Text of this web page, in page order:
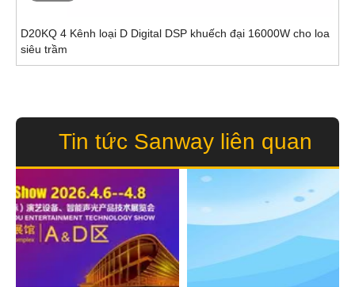
D20KQ 4 Kênh loại D Digital DSP khuếch đại 16000W cho loa
siêu trầm
Tin tức Sanway liên quan